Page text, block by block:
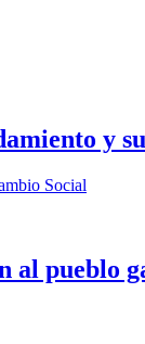
y
Social
al pueblo